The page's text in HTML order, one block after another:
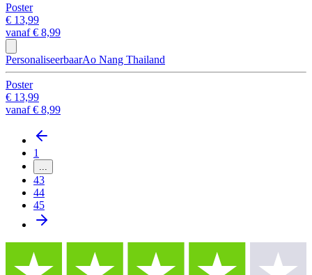
Poster
€ 13,99
vanaf€ 8,99
PersonaliseerbaarAo Nang Thailand
Poster
€ 13,99
vanaf€ 8,99
1
43
44
45